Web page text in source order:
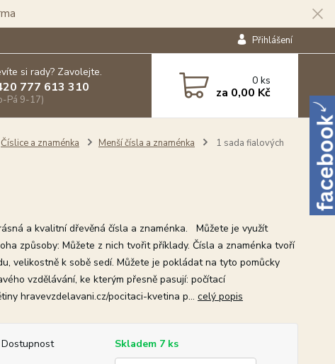
Přihlášení
si rady? Zavolejte.
777 613 310
Pá 9-17)
0ks
za 0,00 Kč
Číslice a znaménka Menší čísla a znaménka
1 sada fialových
a kvalitní dřevěná čísla a znaménka. Můžete je využít
způsoby: Můžete z nich tvořit příklady. Čísla a znaménka tvoří
velikostně k sobě sedí. Můžete je pokládat na tyto pomůcky
vzdělávání, ke kterým přesně pasují: počítací
hravevzdelavani.cz/pocitaci-kvetina p... celý popis
Dostupnost
Skladem 7 ks